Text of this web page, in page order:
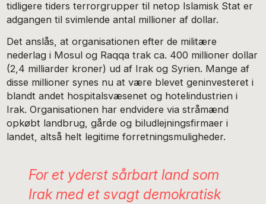
tidligere tiders terrorgrupper til netop Islamisk Stat er
adgangen til svimlende antal millioner af dollar.
Det anslås, at organisationen efter de militære
nederlag i Mosul og Raqqa trak ca. 400 millioner dollar
(2,4 milliarder kroner) ud af Irak og Syrien. Mange af
disse millioner synes nu at være blevet geninvesteret i
blandt andet hospitalsvæsenet og hotelindustrien i
Irak. Organisationen har endvidere via stråmænd
opkøbt landbrug, gårde og biludlejningsfirmaer i
landet, altså helt legitime forretningsmuligheder.
For et yderst sårbart land som
Irak med et svagt demokratisk